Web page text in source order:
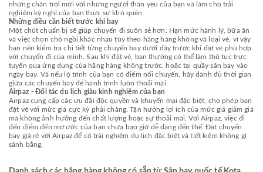
những chân trời mới với những người thân yêu của bạn và làm cho trải
nghiệm kỳ nghỉ của bạn thực sự khó quên.
Những điều cần biết trước khi bay
Một chút chuẩn bị sẽ giúp chuyến đi suôn sẻ hơn. Hạn mức hành lý, bữa ăn
và việc chọn chỗ ngồi khác nhau tùy theo hãng hàng không và loại vé, vì vậy
bạn nên kiểm tra chi tiết từng chuyến bay dưới đây trước khi đặt vé phù hợp
với chuyến đi của mình. Sau khi đặt vé, bạn thường có thể làm thủ tục trực
tuyến qua ứng dụng của hãng hàng không trước, hoặc tại quầy sân bay vào
ngày bay. Và nếu lộ trình của bạn có điểm nối chuyến, hãy dành đủ thời gian
giữa các chuyến bay để hành trình luôn thoải mái.
Airpaz - Đối tác du lịch giàu kinh nghiệm của bạn
Airpaz cung cấp các ưu đãi độc quyền và khuyến mại đặc biệt, cho phép bạn
đặt vé với mức giá cực kỳ phải chăng. Tận hưởng lợi ích của mức giá giảm giá
mà không ảnh hưởng đến chất lượng hoặc sự thoải mái. Với Airpaz, việc đi
đến điểm đến mơ ước của bạn chưa bao giờ dễ dàng đến thế. Đặt chuyến
bay giá rẻ với Airpaz để có trải nghiệm du lịch đặc biệt và tiết kiệm không gì
sánh bằng.